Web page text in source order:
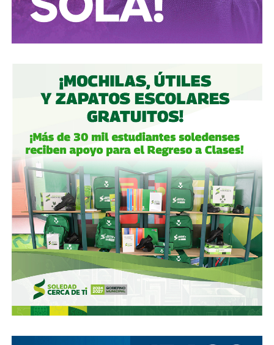
Autoridades:hagan su trabajo, pero háganlo bien, y no
descuiden lo que hicieron antes por centrarse solo en
obras nuevas.
personas se sientan más seguras entrando a un parque
bajo su cuidado, para evitar accidentes en una calle, de una
ciudad que también es parte del estado.
Gobierno municipal:no se apresuren por hacer cosas
solo de cara a la contienda electoral, échenle ganas y
háganlas bien, respeten los tiempos, informen
oportunamente a los usuarios de las vialidades.
Ya aprovechando,revisen las señales de tránsito de la
zona, que necesitan mantenimiento, y luego dense una
vuelta por la ciudad:hay banquetas que son
estacionamientos, hay ciclovías intransitables, hay
peatones en riesgoporque los conductores no siguen el
reglamento.
En pocas palabras,
bajemos todos la velocidad… en